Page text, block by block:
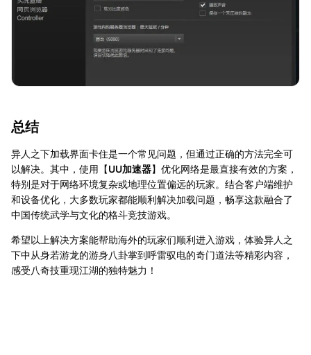
总结
异人之下加载界面卡住是一个常见问题，但通过正确的方法完全可
以解决。其中，使用【UU加速器】优化网络是最直接有效的方案，
特别是对于网络环境复杂或地理位置偏远的玩家。结合客户端维护
和设备优化，大多数玩家都能顺利解决加载问题，畅享这款融合了
中国传统武学与文化的格斗竞技游戏。
希望以上解决方案能帮助海外的玩家们顺利进入游戏，体验异人之
下中从身若游龙的游身八卦掌到呼雷驭电的奇门道法等精彩内容，
感受八奇技重现江湖的独特魅力！